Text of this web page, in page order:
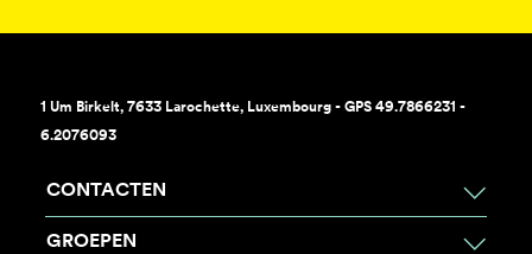
1 Um Birkelt, 7633 Larochette, Luxembourg - GPS 49.7866231 -
6.2076093
CONTACTEN
GROEPEN